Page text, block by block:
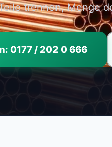
trennen, Menge
0177 / 202 0 666